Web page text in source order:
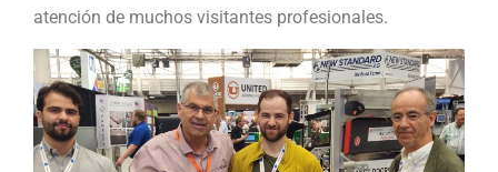
atención de muchos visitantes profesionales.